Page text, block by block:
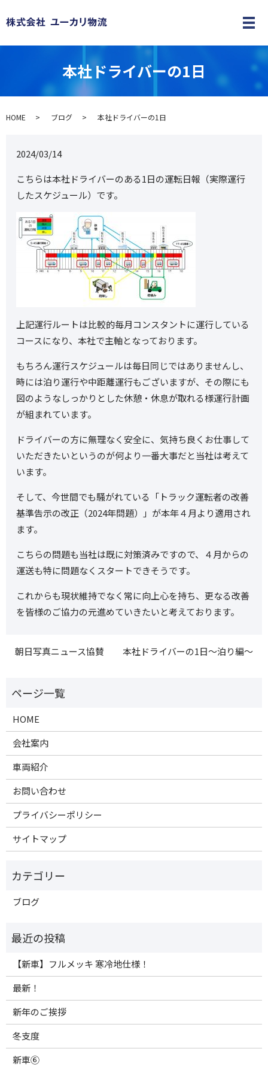
メ
本社ドライバーの1日
HOME ブログ 本社ドライバーの1日
2024/03/14
こちらは本社ドライバーのある1日の運転日報（実際運行
したスケジュール）です。
上記運行ルートは比較的毎月コンスタントに運行している
コースになり、本社で主軸となっております。
もちろん運行スケジュールは毎日同じではありませんし、
時には泊り運行や中距離運行もございますが、その際にも
図のようなしっかりとした休憩・休息が取れる様運行計画
が組まれています。
ドライバーの方に無理なく安全に、気持ち良くお仕事して
いただきたいというのが何より一番大事だと当社は考えて
います。
そして、今世間でも騒がれている「トラック運転者の改善
基準告示の改正（2024年問題）」が本年４月より適用され
ます。
こちらの問題も当社は既に対策済みですので、４月からの
運送も特に問題なくスタートできそうです。
これからも現状維持でなく常に向上心を持ち、更なる改善
を皆様のご協力の元進めていきたいと考えております。
朝日写真ニュース協賛 本社ドライバーの1日～泊り編～
HOME
会社案内
車両紹介
お問い合わせ
プライバシーポリシー
サイトマップ
ブログ
【新車】フルメッキ 寒冷地仕様！
最新！
新年のご挨拶
冬支度
新車⑥